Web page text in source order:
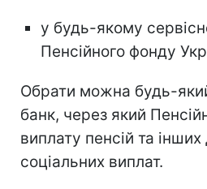
у будь-якому
Пенсійного фонду
Обрати можна будь-
банк, через який
виплату пенсій та
соціальних виплат.